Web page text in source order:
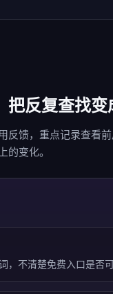
把反复查找
反馈，重点记录查看
的变化。
，不清楚免费入口是否可